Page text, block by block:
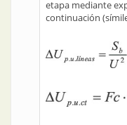
etapa mediante
continuación